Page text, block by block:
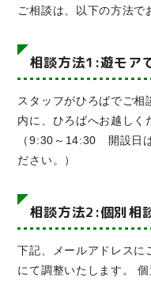
ご相談は、以下の方法で
相談方法1:遊モア
スタッフがひろばでご相
内に、ひろばへお越しく
（9:30～14:30 開設日
ださい。）
相談方法2:個別相
下記、メールアドレスに
にて調整いたします。